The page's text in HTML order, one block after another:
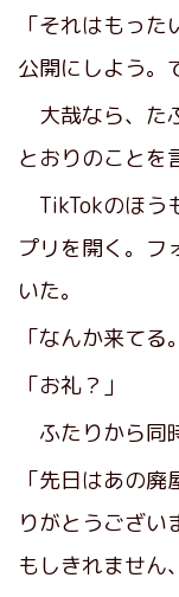
「それはもっ
公開にしよう。
大哉なら、た
とおりのことを
TikTokのほう
プリを開く。フ
いた。
「なんか来てる
「お礼？」
ふたりから同
「先日はあの
りがとうござい
もしきれません